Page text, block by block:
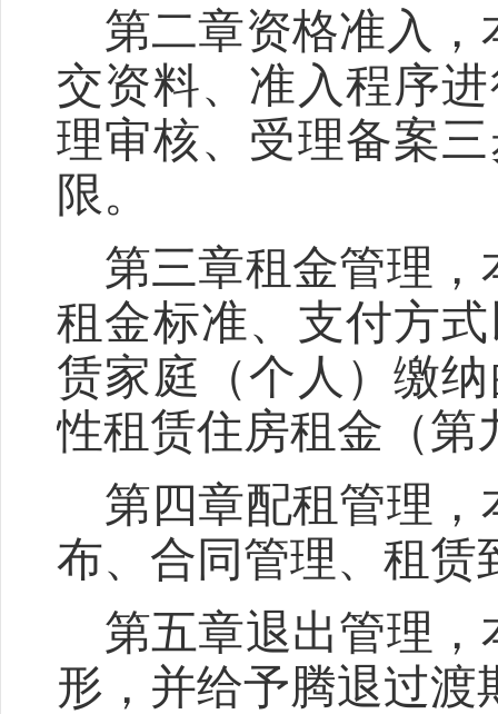
第二章资格准入，
交资料、准入程序
理审核、受理备案
限。
第三章租金管理，
租金标准、支付方
赁家庭（个人）缴
性租赁住房租金（第
第四章配租管理，
布、合同管理、租赁
第五章退出管理，
形，并给予腾退过渡